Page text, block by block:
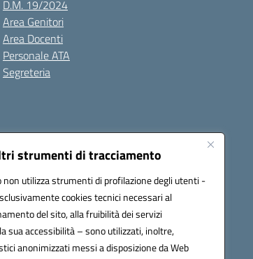
strumenti di tracciamento
utilizza strumenti di profilazione degli utenti -
cookies tecnici necessari al
del sito, alla fruibilità dei servizi
sua accessibilità – sono utilizzati, inoltre,
anonimizzati messi a disposizione da Web
D.M. 19/2024
Area Genitori
Area Docenti
Personale ATA
Segreteria